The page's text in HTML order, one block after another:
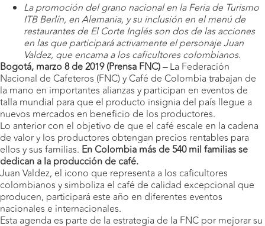
La promoción del grano nacional en la Feria de Turismo
ITB Berlín, en Alemania, y su inclusión en el menú de
restaurantes de El Corte Inglés son dos de las acciones
en las que participará activamente el personaje Juan
Valdez, que encarna a los caficultores colombianos.
Bogotá, marzo 8 de 2019 (Prensa FNC) –La Federación
Nacional de Cafeteros (FNC) y Café de Colombia trabajan de
la mano en importantes alianzas y participan en eventos de
talla mundial para que el producto insignia del país llegue a
nuevos mercados en beneficio de los productores.
Lo anterior con el objetivo de que el café escale en la cadena
de valor y los productores obtengan precios rentables para
ellos y sus familias. En Colombia más de 540 mil familias se
dedican a la producción de café.
Juan Valdez, el icono que representa a los caficultores
colombianos y simboliza el café de calidad excepcional que
producen, participará este año en diferentes eventos
nacionales e internacionales.
Esta agenda es parte de la estrategia de la FNC por mejorar su